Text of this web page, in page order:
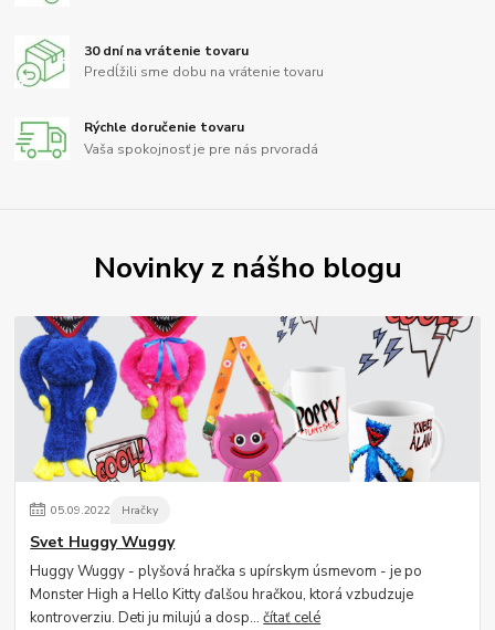
30 dní na vrátenie tovaru
Predĺžili sme dobu na vrátenie tovaru
Rýchle doručenie tovaru
Vaša spokojnosť je pre nás prvoradá
Novinky z nášho blogu
05.09.2022 Hračky
Svet Huggy Wuggy
Huggy Wuggy - plyšová hračka s upírskym úsmevom - je po
Monster High a Hello Kitty ďalšou hračkou, ktorá vzbudzuje
kontroverziu. Deti ju milujú a dosp...čítať celé